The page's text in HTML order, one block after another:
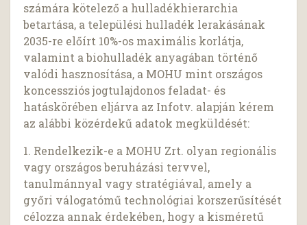
számára kötelező a hulladékhierarchia
betartása, a települési hulladék lerakásának
2035-re előírt 10%-os maximális korlátja,
valamint a biohulladék anyagában történő
valódi hasznosítása, a MOHU mint országos
koncessziós jogtulajdonos feladat- és
hatáskörében eljárva az Infotv. alapján kérem
az alábbi közérdekű adatok megküldését:
1. Rendelkezik-e a MOHU Zrt. olyan regionális
vagy országos beruházási tervvel,
tanulmánnyal vagy stratégiával, amely a
győri válogatómű technológiai korszerűsítését
célozza annak érdekében, hogy a kisméretű